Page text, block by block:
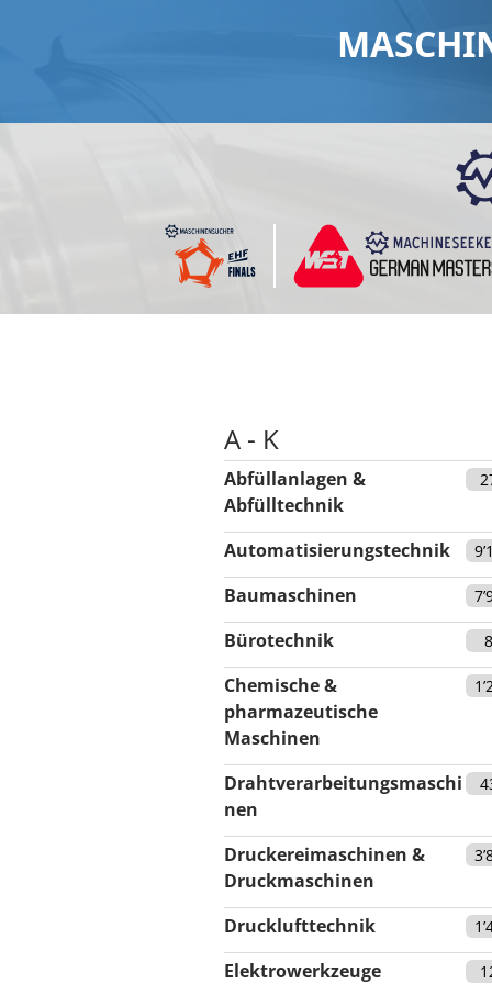
A - K
Abfüllanlagen &
Abfülltechnik
Automatisierungstechnik
Baumaschinen
Bürotechnik
Chemische &
pharmazeutische
Maschinen
Drahtverarbeitungsmaschi
nen
Druckereimaschinen &
Druckmaschinen
Drucklufttechnik
Elektrowerkzeuge